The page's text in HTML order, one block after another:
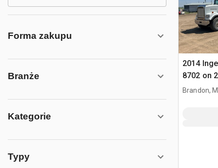
Forma zakupu
Branże
Kategorie
Typy
2014
8702 on
4900SF
Brandon,